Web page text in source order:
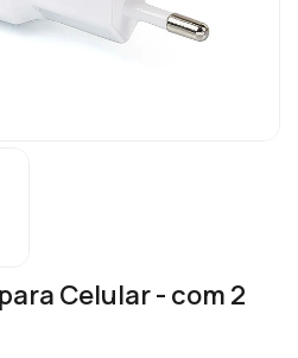
Celular - com 2